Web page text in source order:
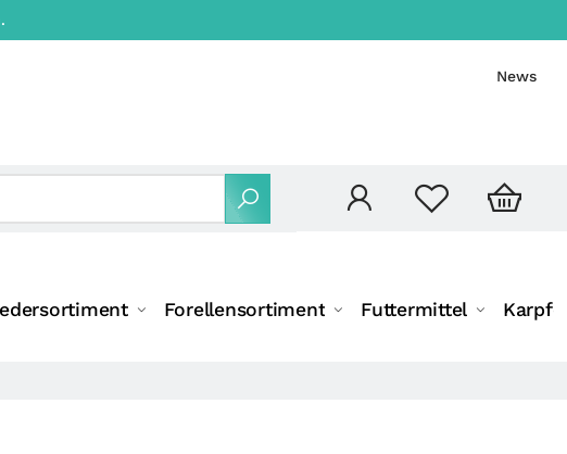
News
Forellensortiment Futtermittel